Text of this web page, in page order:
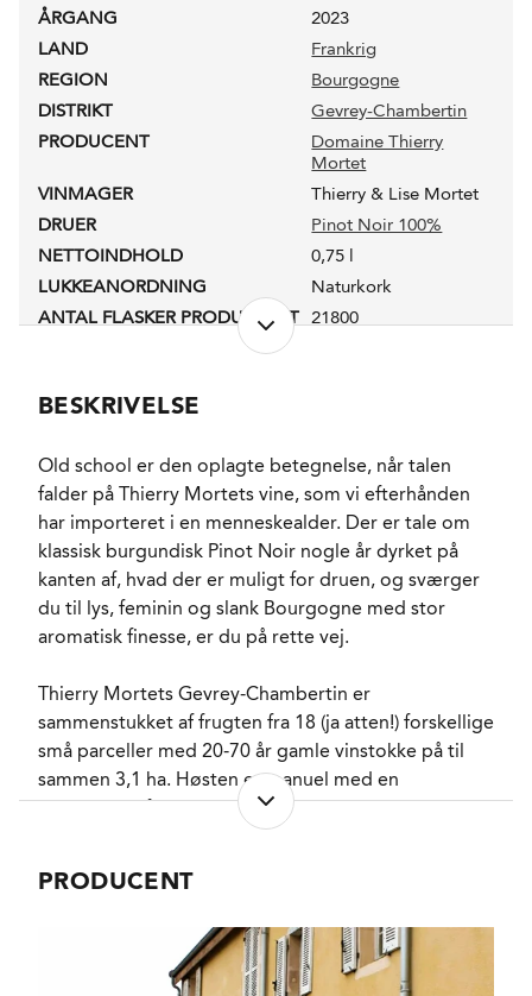
ÅRGANG
2023
LAND
Frankrig
REGION
Bourgogne
DISTRIKT
Gevrey-Chambertin
PRODUCENT
Domaine Thierry
Mortet
VINMAGER
Thierry & Lise Mortet
DRUER
Pinot Noir 100%
NETTOINDHOLD
0,75 l
LUKKEANORDNING
Naturkork
ANTAL FLASKER PRODUCERET 21800
RESTSUKKER
SVOVLINDHOLD
73 mg/l
FADLAGRET
Ja
LAGRING
16 måneder. 11
måneder på fad (30%
nye). 5 måneder i tank.
FORVENTET HOLDBARHED
5-7 år fra høståret.
SERVERINGS-TEMPERATUR
14 - 16°C
VARENR.
226637
NØGLEORD Jordbær, Kirsch
KARAKTERISTIKA
Vanilje
BESKRIVELSE
Old school er den oplagte betegnelse, når talen
falder på Thierry Mortets vine, som vi efterhånden
har importeret i en menneskealder. Der er tale om
klassisk burgundisk Pinot Noir nogle år dyrket på
kanten af, hvad der er muligt for druen, og sværger
du til lys, feminin og slank Bourgogne med stor
aromatisk finesse, er du på rette vej.
Thierry Mortets Gevrey-Chambertin er
sammenstukket af frugten fra 18 (ja atten!) forskellige
små parceller med 20-70 år gamle vinstokke på til
sammen 3,1 ha. Høsten er manuel med en
soignering af klaserne både ude i vinmarken og
foran vingården inden alle stilke fjernes og de med
Her får most og druer lov til at udvikle aromaerne i
gæringen uden fremmede gærstammer går i gang.
Efter délestage fyldes omkring 1/3 af vinen på nye
PRODUCENT